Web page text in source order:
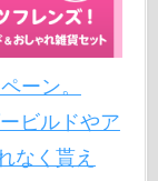
ーン。
ビルドやア
なく貰え